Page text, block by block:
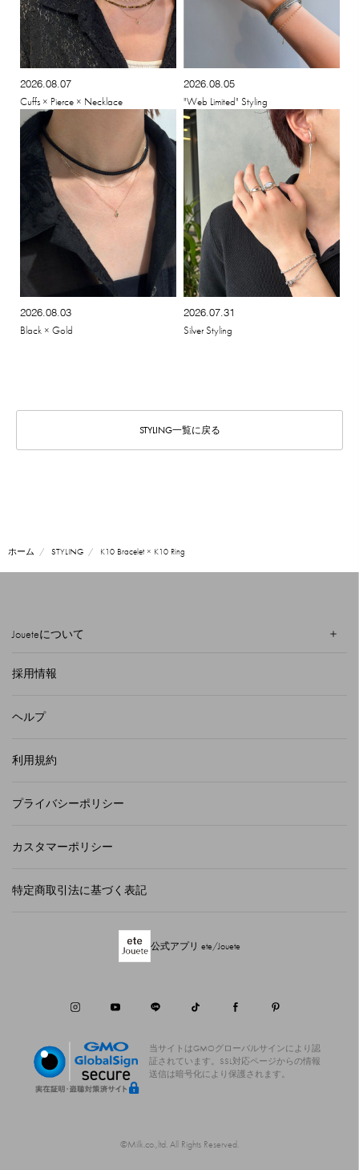
2026.08.07
Cuffs × Pierce × Necklace
2026.08.05
"Web Limited" Styling
2026.08.03
Black × Gold
2026.07.31
Silver Styling
STYLING一覧に戻る
ホーム STYLING K10 Bracelet × K10 Ring
Joueteについて
採用情報
ヘルプ
利用規約
プライバシーポリシー
カスタマーポリシー
特定商取引法に基づく表記
公式アプリ ete/Jouete
当サイトはGMOグローバルサインにより認
証されています。
SSL対応ページからの情報
送信は暗号化により保護されます。
©Milk.co.,ltd. All Rights Reserved.